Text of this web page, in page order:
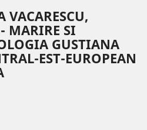
VACARESCU,
MARIRE SI
GUSTIANA
EST-EUROPEAN